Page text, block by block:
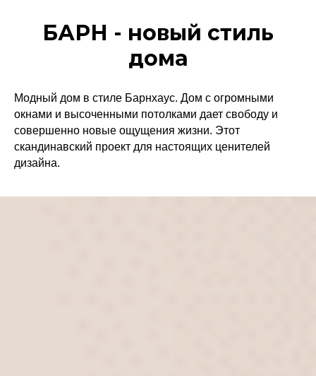
БАРН - новый стиль
дома
Модный дом в стиле Барнхаус. Дом с огромными
окнами и высоченными потолками дает свободу и
совершенно новые ощущения жизни. Этот
скандинавский проект для настоящих ценителей
дизайна.